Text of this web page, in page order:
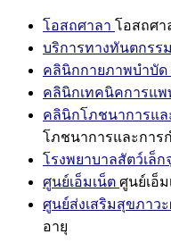
โอสถศาลา โอสถศา
บริการทางทันตกรรม
คลินิกกายภาพบำบัด
คลินิกเทคนิคการแพ
คลินิกโภชนาการแ
โภชนาการและการ
โรงพยาบาลสัตว์เล็ก
ศูนย์เอ็มเน็ต ศูนย์เอ็ม
ศูนย์ส่งเสริมสุขภาวะ
อายุ